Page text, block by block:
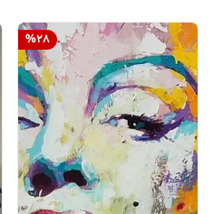
%28